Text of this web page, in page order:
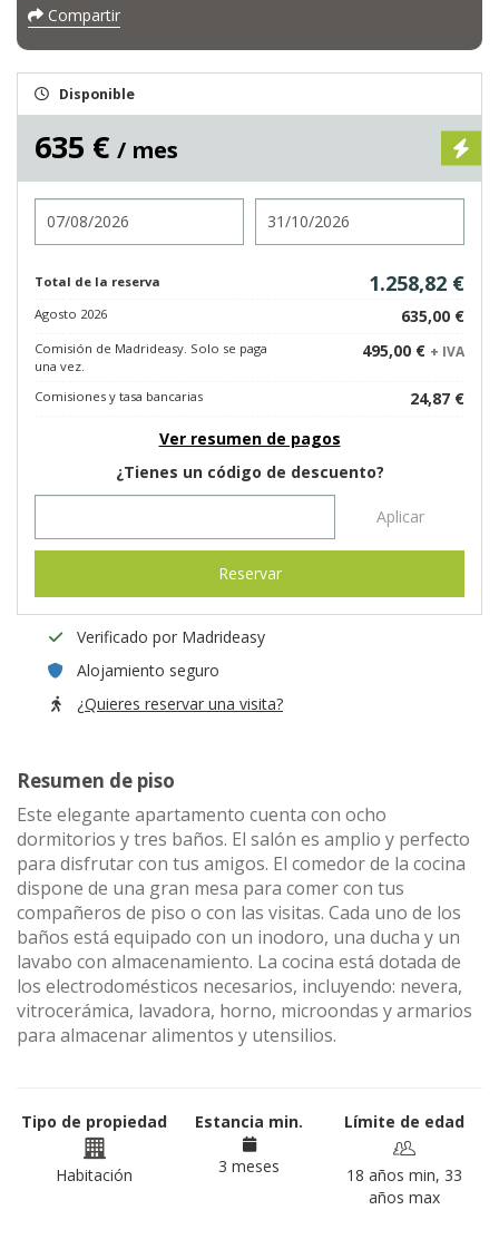
Compartir
Disponible
635 € / mes
Total de la reserva 1.258,82 €
Agosto 2026 635,00 €
Comisión de Madrideasy. Solo se paga
una vez.
495,00 € + IVA
Comisiones y tasa bancarias
24,87 €
Ver resumen de pagos
¿Tienes un código de descuento?
Aplicar
Reservar
Verificado por Madrideasy
Alojamiento seguro
¿Quieres reservar una visita?
Resumen de piso
Este elegante apartamento cuenta con ocho
dormitorios y tres baños. El salón es amplio y perfecto
para disfrutar con tus amigos. El comedor de la cocina
dispone de una gran mesa para comer con tus
compañeros de piso o con las visitas. Cada uno de los
baños está equipado con un inodoro, una ducha y un
lavabo con almacenamiento. La cocina está dotada de
los electrodomésticos necesarios, incluyendo: nevera,
vitrocerámica, lavadora, horno, microondas y armarios
para almacenar alimentos y utensilios.
Tipo de propiedad
Habitación
Estancia min.
3 meses
Límite de edad
18 años min, 33
años max